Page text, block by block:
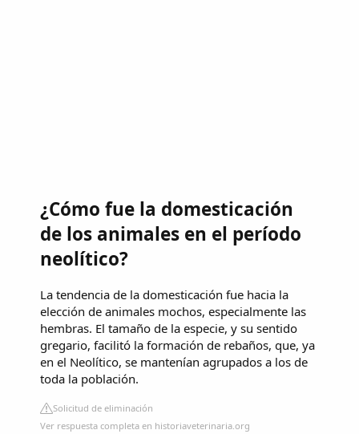
¿Cómo fue la domesticación
de los animales en el período
neolítico?
La tendencia de la domesticación fue hacia la
elección de animales mochos, especialmente las
hembras. El tamaño de la especie, y su sentido
gregario, facilitó la formación de rebaños, que, ya
en el Neolítico, se mantenían agrupados a los de
toda la población.
Solicitud de eliminación
Ver respuesta completa en historiaveterinaria.org